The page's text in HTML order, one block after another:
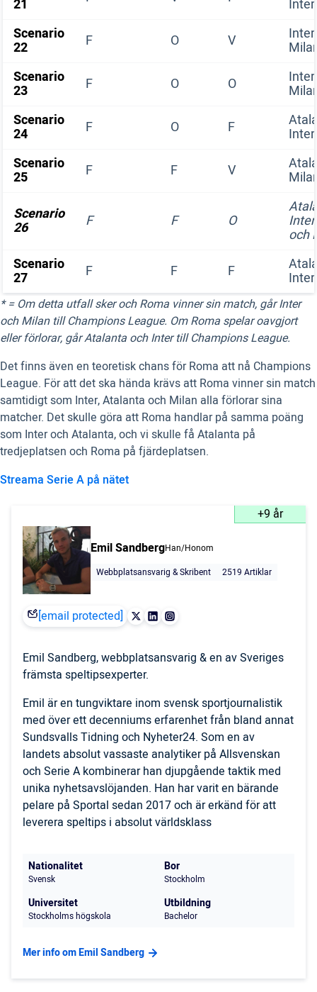
21
Inter
Scenario
22 F O V
Scenario
23 F O O
Scenario
24 F O F
Inter
Scenario
25 F F V
Scenario
26 F F O
och
Scenario
27 F F F Inter
* = Om detta utfall sker och Roma vinner sin match, går Inter
och Milan till Champions League. Om Roma spelar oavgjort
eller förlorar, går Atalanta och Inter till Champions League.
Det finns även en teoretisk chans för Roma att nå Champions
League. För att det ska hända krävs att Roma vinner sin match
samtidigt som Inter, Atalanta och Milan alla förlorar sina
matcher. Det skulle göra att Roma handlar på samma poäng
som Inter och Atalanta, och vi skulle få Atalanta på
tredjeplatsen och Roma på fjärdeplatsen.
Streama Serie A på nätet
+9 år
Emil SandbergHan/Honom
Webbplatsansvarig & Skribent
2519 Artiklar
[email protected]
Emil Sandberg, webbplatsansvarig & en av Sveriges
främsta speltipsexperter.
Emil är en tungviktare inom svensk sportjournalistik
med över ett decenniums erfarenhet från bland annat
Sundsvalls Tidning och Nyheter24. Som en av
landets absolut vassaste analytiker på Allsvenskan
och Serie A kombinerar han djupgående taktik med
unika nyhetsavslöjanden. Han har varit en bärande
pelare på Sportal sedan 2017 och är erkänd för att
leverera speltips i absolut världsklass
Nationalitet
Svensk
Bor
Stockholm
Universitet
Stockholms högskola
Utbildning
Bachelor
Mer info om Emil Sandberg